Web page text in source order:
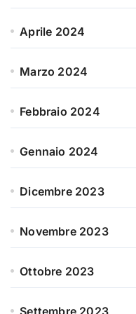
Aprile 2024
Marzo 2024
Febbraio 2024
Gennaio 2024
Dicembre 2023
Novembre 2023
Ottobre 2023